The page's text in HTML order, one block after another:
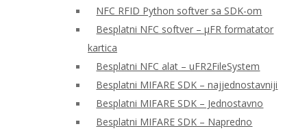
NFC RFID Python softver sa SDK-om
Besplatni NFC softver – μFR formatator
kartica
Besplatni NFC alat – uFR2FileSystem
Besplatni MIFARE SDK – najjednostavniji
Besplatni MIFARE SDK – Jednostavno
Besplatni MIFARE SDK – Napredno